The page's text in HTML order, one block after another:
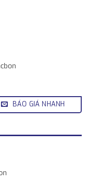
BÁO GIÁ NHANH